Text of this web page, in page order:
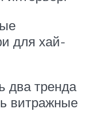
для хай-
два тренда
витражные